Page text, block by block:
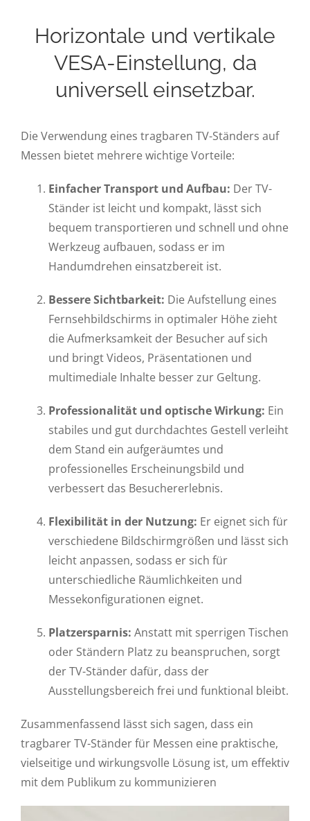
Horizontale und vertikale
VESA-Einstellung, da
universell einsetzbar.
Die Verwendung eines tragbaren TV-Ständers auf
Messen bietet mehrere wichtige Vorteile:
Einfacher Transport und Aufbau: Der TV-
Ständer ist leicht und kompakt, lässt sich
bequem transportieren und schnell und ohne
Werkzeug aufbauen, sodass er im
Handumdrehen einsatzbereit ist.
Bessere Sichtbarkeit: Die Aufstellung eines
Fernsehbildschirms in optimaler Höhe zieht
die Aufmerksamkeit der Besucher auf sich
und bringt Videos, Präsentationen und
multimediale Inhalte besser zur Geltung.
Professionalität und optische Wirkung: Ein
stabiles und gut durchdachtes Gestell verleiht
dem Stand ein aufgeräumtes und
professionelles Erscheinungsbild und
verbessert das Besuchererlebnis.
Flexibilität in der Nutzung: Er eignet sich für
verschiedene Bildschirmgrößen und lässt sich
leicht anpassen, sodass er sich für
unterschiedliche Räumlichkeiten und
Messekonfigurationen eignet.
Platzersparnis: Anstatt mit sperrigen Tischen
oder Ständern Platz zu beanspruchen, sorgt
der TV-Ständer dafür, dass der
Ausstellungsbereich frei und funktional bleibt.
Zusammenfassend lässt sich sagen, dass ein
tragbarer TV-Ständer für Messen eine praktische,
vielseitige und wirkungsvolle Lösung ist, um effektiv
mit dem Publikum zu kommunizieren